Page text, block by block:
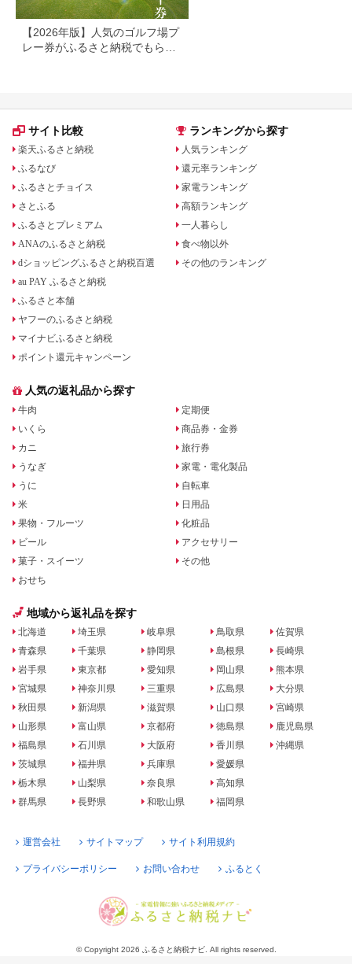
【2026年版】人気のゴルフ場プ
レー券がふるさと納税でもらえ
サイト比較
楽天ふるさと納税
ふるなび
ふるさとチョイス
さとふる
ふるさとプレミアム
ANAのふるさと納税
dショッピングふるさと納税百選
au PAY ふるさと納税
ふるさと本舗
ヤフーのふるさと納税
マイナビふるさと納税
ポイント還元キャンペーン
ランキングから探す
人気ランキング
還元率ランキング
家電ランキング
高額ランキング
一人暮らし
食べ物以外
その他のランキング
人気の返礼品から探す
牛肉
いくら
カニ
うなぎ
うに
米
果物・フルーツ
ビール
菓子・スイーツ
おせち
定期便
商品券・金券
旅行券
家電・電化製品
自転車
日用品
化粧品
アクセサリー
その他
地域から返礼品を探す
北海道
青森県
岩手県
宮城県
秋田県
山形県
福島県
茨城県
栃木県
群馬県
埼玉県
千葉県
東京都
神奈川県
新潟県
富山県
石川県
福井県
山梨県
長野県
岐阜県
静岡県
愛知県
三重県
滋賀県
京都府
大阪府
兵庫県
奈良県
和歌山県
鳥取県
島根県
岡山県
広島県
山口県
徳島県
香川県
愛媛県
高知県
福岡県
佐賀県
長崎県
熊本県
大分県
宮崎県
鹿児島県
沖縄県
運営会社 サイトマップ サイト利用規約
プライバシーポリシー お問い合わせ ふるとく
© Copyright 2026 ふるさと納税ナビ. All rights reserved.